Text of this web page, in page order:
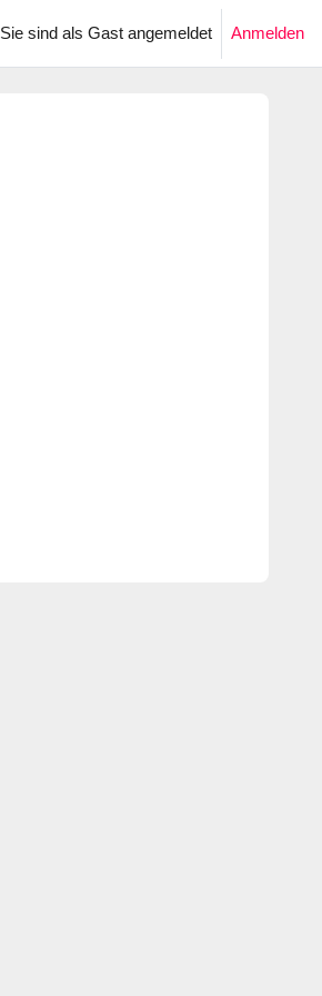
Sie sind als Gast angemeldet Anmelden